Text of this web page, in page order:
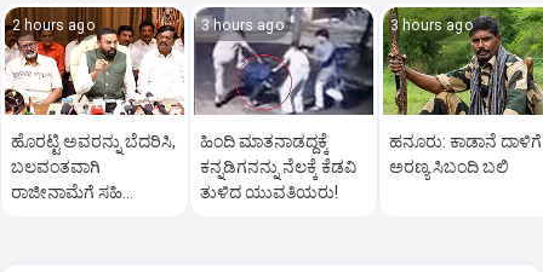
2 hours ago
ಹೊರಟ್ಟಿ ಅವರನ್ನು ಬೆದರಿಸಿ,
ಬಲವಂತವಾಗಿ
ರಾಜೀನಾಮೆಗೆ ಸಹಿ
3 hours ago
ಹಿಂದಿ ಮಾತನಾಡದ್ದಕ್ಕೆ
ಕನ್ನಡಿಗನನ್ನು ನೆಲಕ್ಕೆ ಕೆಡವಿ
ತುಳಿದ ಯುವತಿಯರು!
3 hours ago
ಹನೂರು: ಕಾಡಾನೆ ದಾಳಿಗೆ
ಅರಣ್ಯ ಸಿಬಂದಿ ಬಲಿ